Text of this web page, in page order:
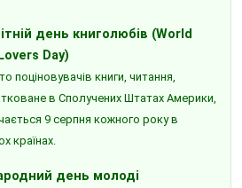
день книголюбів (World
Day)
поціновувачів книги, читання,
в Сполучених Штатах Америки,
9 серпня кожного року в
країнах.
день молоді